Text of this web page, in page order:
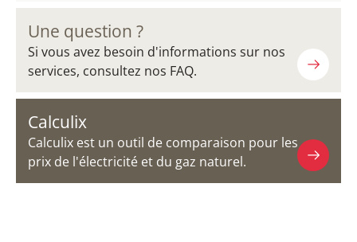
Une question ?
Si vous avez besoin d'informations sur nos
services, consultez nos FAQ.
Calculix
Calculix est un outil de comparaison pour les
prix de l'électricité et du gaz naturel.